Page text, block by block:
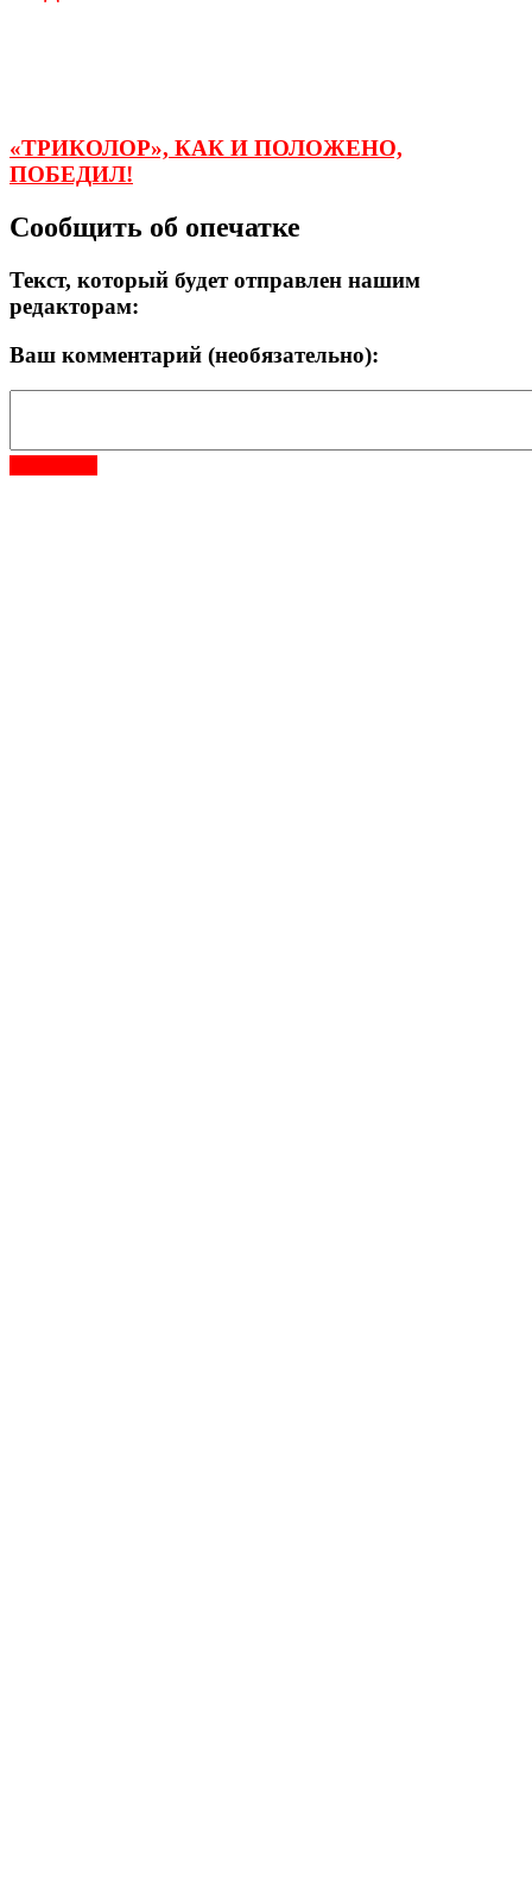
«ТРИКОЛОР», КАК И ПОЛОЖЕНО,
ПОБЕДИЛ!
Сообщить об опечатке
Текст, который будет отправлен нашим
редакторам:
Ваш комментарий (необязательно):